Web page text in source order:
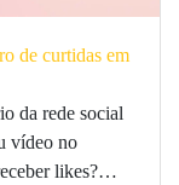
de curtidas em
da rede social
vídeo no
likes?…